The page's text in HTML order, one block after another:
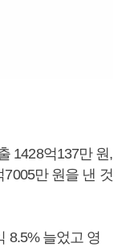
1428억137만 원,
만 원을 낸 것
8.5% 늘었고 영